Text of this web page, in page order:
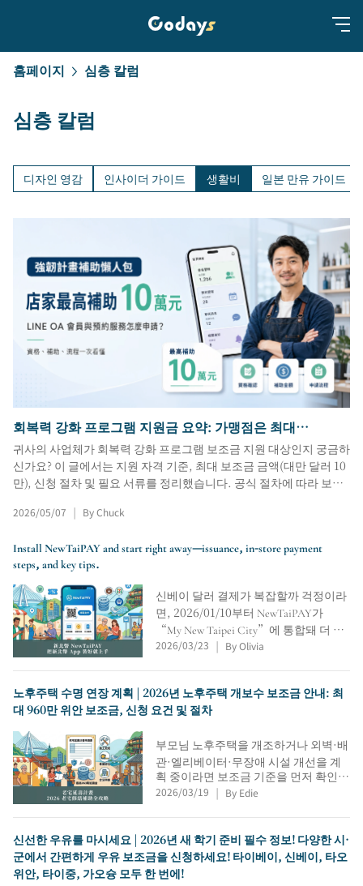
홈페이지 심층 칼럼
심층 칼럼
디자인 영감 인사이더 가이드 생활비 일본 만유 가이드
회복력 강화 프로그램 지원금 요약: 가맹점은 최대
NT$100,000까지 지원금을 받을 수 있습니다. LINE OA 멤
버십 및 예약 서비스 신청 방법은 무엇인가요?
귀사의 사업체가 회복력 강화 프로그램 보조금 지원 대상인지 궁금하
신가요? 이 글에서는 지원 자격 기준, 최대 보조금 금액(대만 달러 10
만), 신청 절차 및 필요 서류를 정리했습니다. 공식 절차에 따라 보조
월 이상 실제로 서비스를 이용하고 이용 내역을 보관해야 한다는 점
2026/05/07 By Chuck
Install NewTaiPAY and start right away—issuance, in-store payment
steps, and key tips.
신베이 달러 결제가 복잡할까 걱정이라
면, 2026/01/10부터 NewTaiPAY가
“My New Taipei City”에 통합돼 더 쉽
게 사용할 수 있어요. 사용처, 적립 3가
주의까지 정리했습니다.
2026/03/23 By Olivia
노후주택 수명 연장 계획 | 2026년 노후주택 개보수 보조금 안내: 최
대 960만 위안 보조금, 신청 요건 및 절차
부모님 노후주택을 개조하거나 외벽·배
관·엘리베이터·무장애 시설 개선을 계
획 중이라면 보조금 기준을 먼저 확인해
야 합니다. 이 글은 수명 연장 사업의 자
하고, 공식 연락처·상담 창구·절차·사전
점검까지 안내합니다.
2026/03/19 By Edie
신선한 우유를 마시세요 | 2026년 새 학기 준비 필수 정보! 다양한 시·
군에서 간편하게 우유 보조금을 신청하세요! 타이베이, 신베이, 타오
위안, 타이중, 가오슝 모두 한 번에!